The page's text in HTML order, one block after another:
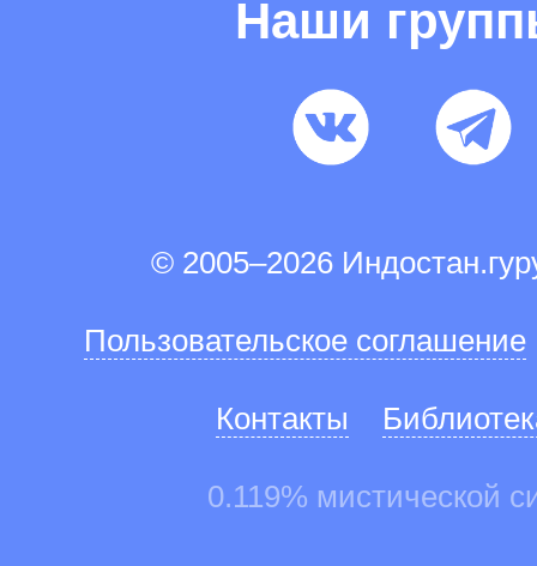
Наши
© 2005–2026
Пользовательское соглашение
Контакты
0.119% мистической